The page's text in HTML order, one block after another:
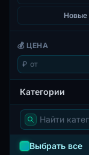
Новые
💰 ЦЕНА
₽
Категории
Выбрать все